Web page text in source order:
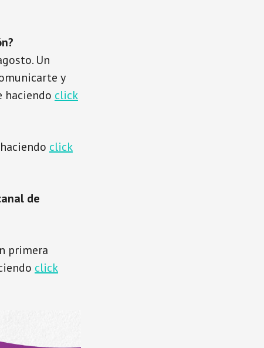
Un
y
haciendo click
click
de
primera
click